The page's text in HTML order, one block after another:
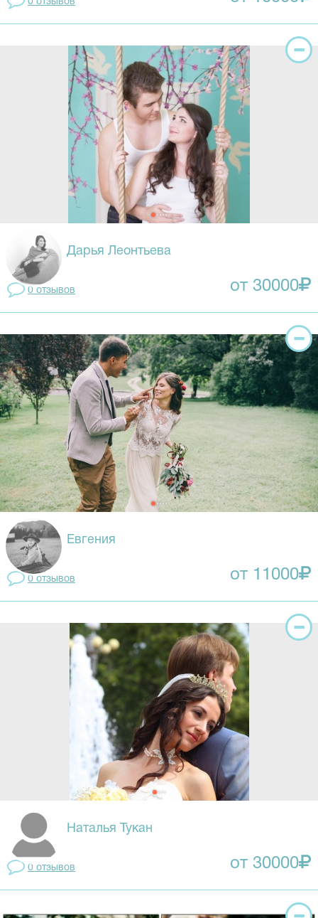
0 отзывов
Дарья Леонтьева
0 отзывов от 30000
Евгения
0 отзывов от 11000
Наталья Тукан
0 отзывов от 30000